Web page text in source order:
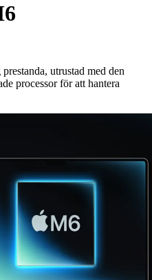
utrustad med den
processor för att hantera